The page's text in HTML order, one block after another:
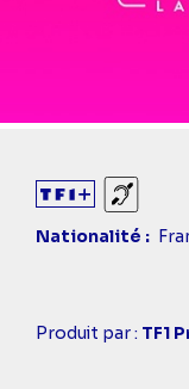
Sourds
Nationalité
Casting
Produit par : TF1